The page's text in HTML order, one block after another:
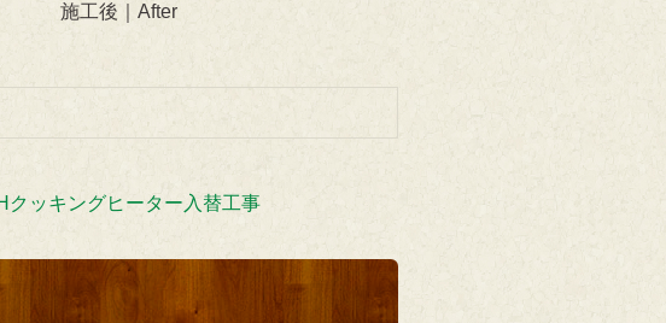
施工後｜After
ッキングヒーター入替工事